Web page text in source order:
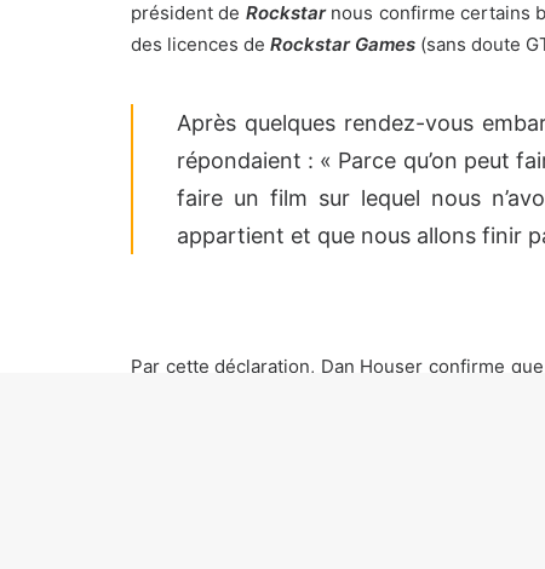
président de Rockstarnous confirme certains
des licences de Rockstar Games (sans doute
Après quelques rendez-vous
répondaient : « Parce qu’on peut
faire un film sur lequel nous
appartient et que nous allons finir
Par cette déclaration, Dan Houser confirme